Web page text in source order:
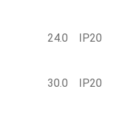
24.0 IP20
30.0 IP20